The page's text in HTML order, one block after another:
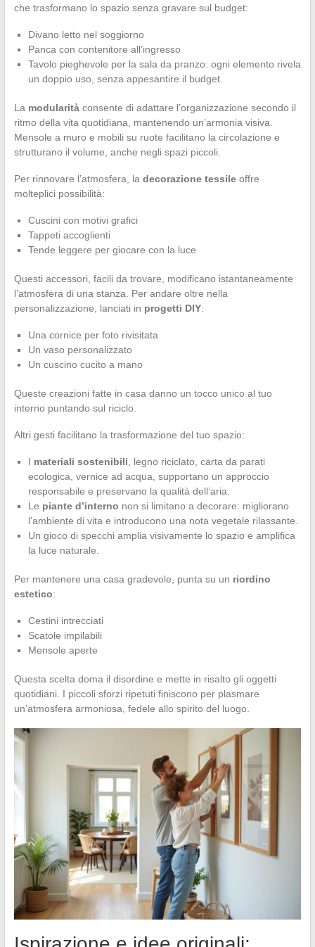
che trasformano lo spazio senza gravare sul budget:
Divano letto nel soggiorno
Panca con contenitore all’ingresso
Tavolo pieghevole per la sala da pranzo: ogni elemento rivela
un doppio uso, senza appesantire il budget.
La modularitàconsente di adattare l’organizzazione secondo il
ritmo della vita quotidiana, mantenendo un’armonia visiva.
Mensole a muro e mobili su ruote facilitano la circolazione e
strutturano il volume, anche negli spazi piccoli.
Per rinnovare l’atmosfera, la decorazione tessileoffre
molteplici possibilità:
Cuscini con motivi grafici
Tappeti accoglienti
Tende leggere per giocare con la luce
Questi accessori, facili da trovare, modificano istantaneamente
l’atmosfera di una stanza. Per andare oltre nella
personalizzazione, lanciati in progetti DIY:
Una cornice per foto rivisitata
Un vaso personalizzato
Un cuscino cucito a mano
Queste creazioni fatte in casa danno un tocco unico al tuo
interno puntando sul riciclo.
Altri gesti facilitano la trasformazione del tuo spazio:
I materiali sostenibili , legno riciclato, carta da parati
ecologica, vernice ad acqua, supportano un approccio
responsabile e preservano la qualità dell’aria.
Le piante d’interno non si limitano a decorare: migliorano
l’ambiente di vita e introducono una nota vegetale rilassante.
Un gioco di specchi amplia visivamente lo spazio e amplifica
la luce naturale.
Per mantenere una casa gradevole, punta su un riordino
estetico:
Cestini intrecciati
Scatole impilabili
Mensole aperte
Questa scelta doma il disordine e mette in risalto gli oggetti
quotidiani. I piccoli sforzi ripetuti finiscono per plasmare
un’atmosfera armoniosa, fedele allo spirito del luogo.